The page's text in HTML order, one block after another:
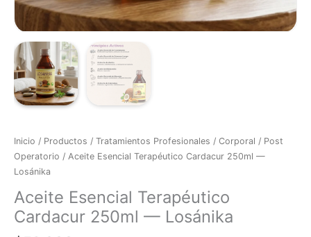
Inicio / Productos / Tratamientos Profesionales / Corporal / Post
Operatorio / Aceite Esencial Terapéutico Cardacur 250ml —
Losánika
Aceite Esencial Terapéutico
Cardacur 250ml — Losánika